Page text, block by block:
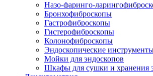
Назо-фаринго-
Бронхофиброскопы
Гастрофиброскопы
Гистерофиброскопы
Колонофиброскопы
Эндоскопические
Мойки для эндоскопов
Шкафы для сушки и хранения